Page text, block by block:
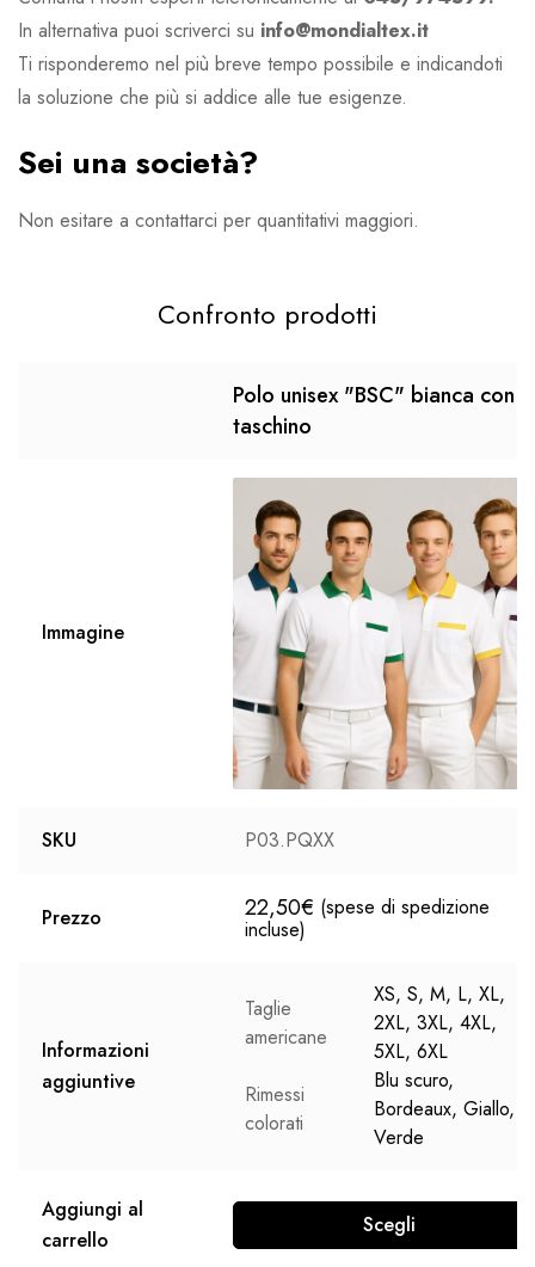
In alternativa puoi scriverci su info@mondialtex.it
Ti risponderemo nel più breve tempo possibile e indicandoti
la soluzione che più si addice alle tue esigenze.
Sei una società?
Non esitare a contattarci per quantitativi maggiori.
Confronto prodotti
Polo unisex "BSC" bianca con
taschino
Immagine
SKU P03.PQXX
Prezzo 22,50€ (spese di spedizione
incluse)
Informazioni
aggiuntive
Taglie
americane
XS, S, M, L, XL,
2XL, 3XL, 4XL,
5XL, 6XL
Rimessi
colorati
Blu scuro,
Bordeaux, Giallo,
Verde
Aggiungi al
carrello
Scegli